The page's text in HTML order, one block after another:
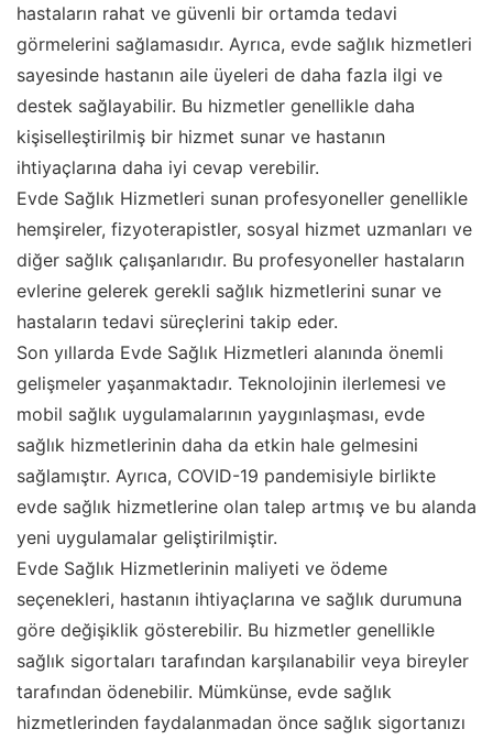
hastaların rahat ve güvenli bir ortamda tedavi
görmelerini sağlamasıdır. Ayrıca, evde sağlık hizmetleri
sayesinde hastanın aile üyeleri de daha fazla ilgi ve
destek sağlayabilir. Bu hizmetler genellikle daha
kişiselleştirilmiş bir hizmet sunar ve hastanın
ihtiyaçlarına daha iyi cevap verebilir.
Evde Sağlık Hizmetleri sunan profesyoneller genellikle
hemşireler, fizyoterapistler, sosyal hizmet uzmanları ve
diğer sağlık çalışanlarıdır. Bu profesyoneller hastaların
evlerine gelerek gerekli sağlık hizmetlerini sunar ve
hastaların tedavi süreçlerini takip eder.
Son yıllarda Evde Sağlık Hizmetleri alanında önemli
gelişmeler yaşanmaktadır. Teknolojinin ilerlemesi ve
mobil sağlık uygulamalarının yaygınlaşması, evde
sağlık hizmetlerinin daha da etkin hale gelmesini
sağlamıştır. Ayrıca, COVID-19 pandemisiyle birlikte
evde sağlık hizmetlerine olan talep artmış ve bu alanda
yeni uygulamalar geliştirilmiştir.
Evde Sağlık Hizmetlerinin maliyeti ve ödeme
seçenekleri, hastanın ihtiyaçlarına ve sağlık durumuna
göre değişiklik gösterebilir. Bu hizmetler genellikle
sağlık sigortaları tarafından karşılanabilir veya bireyler
tarafından ödenebilir. Mümkünse, evde sağlık
hizmetlerinden faydalanmadan önce sağlık sigortanızı